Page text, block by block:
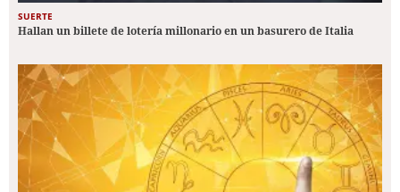
SUERTE
Hallan un billete de lotería millonario en un basurero de Italia